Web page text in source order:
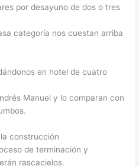
por desayuno de dos o tres
categoría nos cuestan arriba
en hotel de cuatro
Manuel y lo comparan con
construcción
de terminación y
rascacielos.